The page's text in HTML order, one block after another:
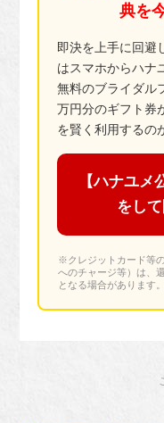
典を
即決を上手に回避
はスマホからハナ
無料のブライダル
万円分のギフト券
を賢く利用するの
【ハナユ
をし
※クレジットカード等
へのチャージ等）は、
となる場合があります